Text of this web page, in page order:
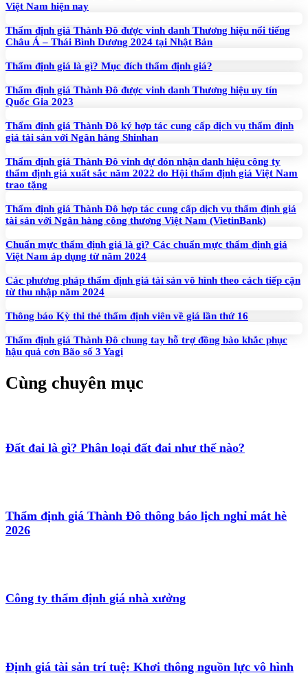
Việt Nam hiện nay
Thẩm định giá Thành Đô được vinh danh Thương hiệu nổi tiếng
Châu Á – Thái Bình Dương 2024 tại Nhật Bản
Thẩm định giá là gì? Mục đích thẩm định giá?
Thẩm định giá Thành Đô được vinh danh Thương hiệu uy tín
Quốc Gia 2023
Thẩm định giá Thành Đô ký hợp tác cung cấp dịch vụ thẩm định
giá tài sản với Ngân hàng Shinhan
Thẩm định giá Thành Đô vinh dự đón nhận danh hiệu công ty
thẩm định giá xuất sắc năm 2022 do Hội thẩm định giá Việt Nam
trao tặng
Thẩm định giá Thành Đô hợp tác cung cấp dịch vụ thẩm định giá
tài sản với Ngân hàng công thương Việt Nam (VietinBank)
Chuẩn mực thẩm định giá là gì? Các chuẩn mực thẩm định giá
Việt Nam áp dụng từ năm 2024
Các phương pháp thẩm định giá tài sản vô hình theo cách tiếp cận
từ thu nhập năm 2024
Thông báo Kỳ thi thẻ thẩm định viên về giá lần thứ 16
Thẩm định giá Thành Đô chung tay hỗ trợ đồng bào khắc phục
hậu quả cơn Bão số 3 Yagi
Cùng chuyên mục
Đất đai là gì? Phân loại đất đai như thế nào?
Thẩm định giá Thành Đô thông báo lịch nghỉ mát hè
2026
Công ty thẩm định giá nhà xưởng
Định giá tài sản trí tuệ: Khơi thông nguồn lực vô hình